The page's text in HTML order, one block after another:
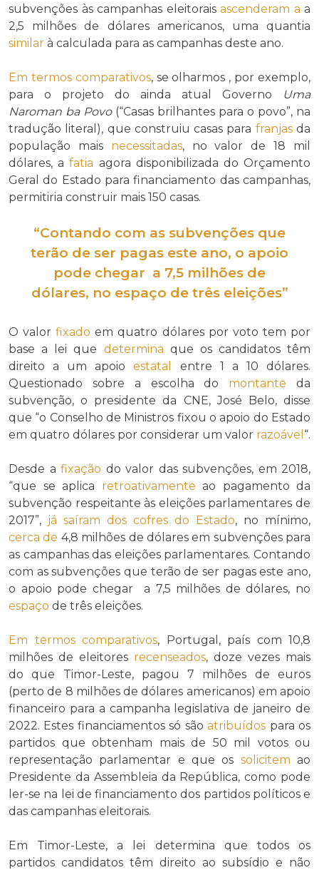
subvenções às campanhas eleitorais ascenderam a a
2,5 milhões de dólares americanos, uma quantia
similar à calculada para as campanhas deste ano.
Em termos comparativos, se olharmos , por exemplo,
para o projeto do ainda atual Governo
Uma
Naroman ba Povo (“Casas brilhantes para o povo”, na
tradução literal), que construiu casas para franjasda
população mais necessitadas, no valor de 18 mil
dólares, afatia agora disponibilizada do Orçamento
Geral do Estado para financiamento das campanhas,
permitiria construir mais 150 casas.
“Contando com as subvenções que
terão de ser pagas este ano, o apoio
pode chegar a 7,5 milhões de
dólares, no espaço de três eleições”
O valorfixado em quatro dólares por voto tem por
base a lei que determina que os candidatos têm
direito a um apoioestatal
entre 1 a 10 dólares.
Questionado sobre a escolha do montante da
subvenção, o presidente da CNE, José Belo, disse
que “o Conselho de Ministros fixou o apoio do Estado
em quatro dólares por considerar um valor razoável “.
Desde a fixação do valor das subvenções, em 2018,
“que se aplica retroativamente ao pagamento da
subvenção respeitante às eleições parlamentares de
2017”, já saíram dos cofres do Estado, no mínimo,
cerca de 4,8 milhões de dólares em subvenções para
as campanhas das eleições parlamentares. Contando
com as subvenções que terão de ser pagas este ano,
o apoio pode chegar a 7,5 milhões de dólares, no
espaço de três eleições.
Em termos comparativos, Portugal, país com 10,8
milhões de eleitores recenseados, doze vezes mais
do que Timor-Leste, pagou 7 milhões de euros
(perto de 8 milhões de dólares americanos) em apoio
financeiro para a campanha legislativa de janeiro de
2022. Estes financiamentos só sãoatribuídos para os
partidos que obtenham mais de 50 mil votos ou
representação parlamentar e que os solicitem ao
Presidente da Assembleia da República, como pode
ler-se na lei de financiamento dos partidos políticos e
das campanhas eleitorais.
Em Timor-Leste, a lei determina que todos os
partidos candidatos têm direito ao subsídio e não